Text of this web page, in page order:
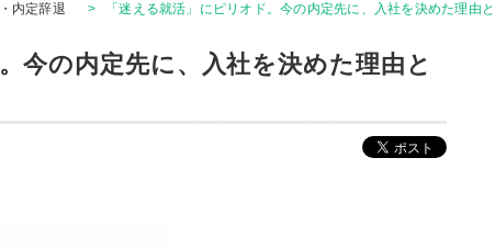
内定辞退 > 「迷える就活」にピリオド。今の内定先に、入社を決めた理由
今の内定先に、入社を決めた理由と